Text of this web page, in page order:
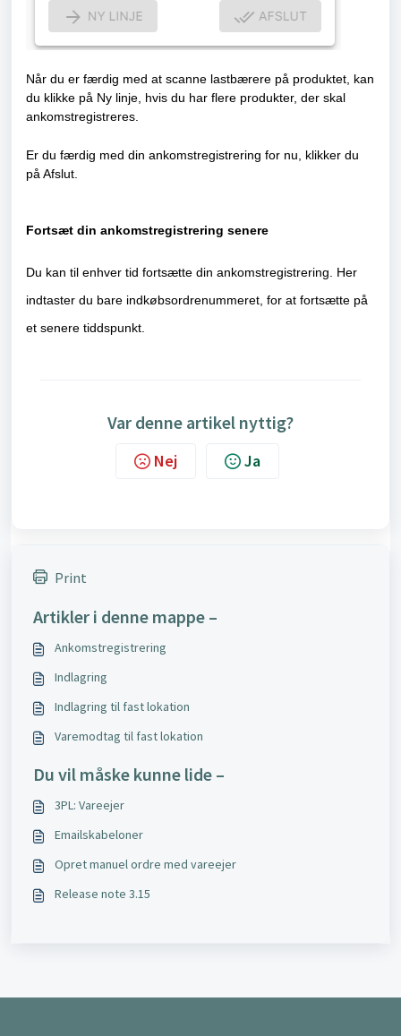
Når du er færdig med at scanne lastbærere på produktet, kan
du klikke på Ny linje, hvis du har flere produkter, der skal
ankomstregistreres.
Er du færdig med din ankomstregistrering for nu, klikker du
på Afslut.
Fortsæt din ankomstregistrering senere
Du kan til enhver tid fortsætte din ankomstregistrering. Her
indtaster du bare indkøbsordrenummeret, for at fortsætte på
et senere tiddspunkt.
Var denne artikel nyttig?
Nej Ja
Print
Artikler i denne mappe –
Ankomstregistrering
Indlagring
Indlagring til fast lokation
Varemodtag til fast lokation
Du vil måske kunne lide –
3PL: Vareejer
Emailskabeloner
Opret manuel ordre med vareejer
Release note 3.15